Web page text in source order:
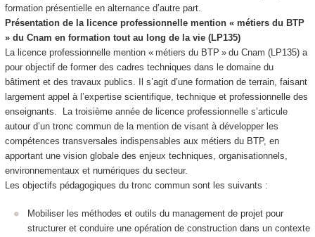
formation présentielle en alternanced’autre part.
Présentation de la licence professionnelle mention « métiers du BTP
» du Cnam en formation tout au long de la vie (LP135)
La licence professionnelle mention « métiers du BTP » du Cnam (LP135) a
pour objectif de former des cadres techniques dans le domaine du
bâtiment et des travaux publics. Il s’agit d’une formation de terrain, faisant
largement appel à l’expertise scientifique, technique et professionnelle des
enseignants. La troisième année de licence professionnelle s’articule
autour d’un tronc commun de la mention de visant à développer les
compétences transversales indispensables aux métiers du BTP, en
apportant une vision globale des enjeux techniques, organisationnels,
environnementaux et numériques du secteur.
Les objectifs pédagogiques du tronc commun sont les suivants :
Mobiliser les méthodes et outils du management de projet pour
structurer et conduire une opération de construction dans un contexte